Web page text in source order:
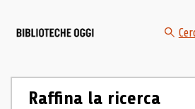
Raffina la ricerca